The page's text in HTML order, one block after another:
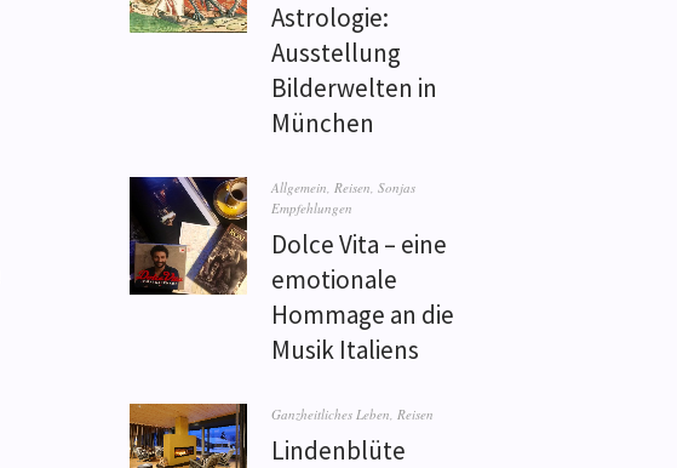
Astrologie:
Ausstellung
Bilderwelten in
München
Allgemein, Reisen, Sonjas
Empfehlungen
Dolce Vita – eine
emotionale
Hommage an die
Musik Italiens
Ganzheitliches Leben, Reisen
Lindenblüte